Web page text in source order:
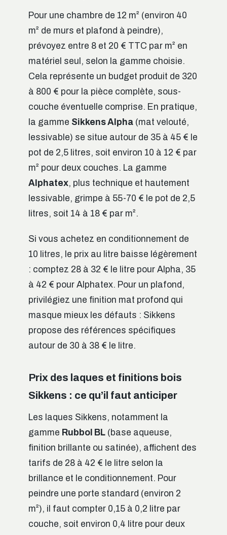
Pour une chambre de 12 m² (environ 40
m² de murs et plafond à peindre),
prévoyez entre 8 et 20 € TTC par m² en
matériel seul, selon la gamme choisie.
Cela représente un budget produit de 320
à 800 € pour la pièce complète, sous-
couche éventuelle comprise. En pratique,
la gamme Sikkens Alpha (mat velouté,
lessivable) se situe autour de 35 à 45 € le
pot de 2,5 litres, soit environ 10 à 12 € par
m² pour deux couches. La gamme
Alphatex, plus technique et hautement
lessivable, grimpe à 55-70 € le pot de 2,5
litres, soit 14 à 18 € par m².
Si vous achetez en conditionnement de
10 litres, le prix au litre baisse légèrement
: comptez 28 à 32 € le litre pour Alpha, 35
à 42 € pour Alphatex. Pour un plafond,
privilégiez une finition mat profond qui
masque mieux les défauts : Sikkens
propose des références spécifiques
autour de 30 à 38 € le litre.
Prix des laques et finitions bois
Sikkens : ce qu’il faut anticiper
Les laques Sikkens, notamment la
gamme Rubbol BL (base aqueuse,
finition brillante ou satinée), affichent des
tarifs de 28 à 42 € le litre selon la
brillance et le conditionnement. Pour
peindre une porte standard (environ 2
m²), il faut compter 0,15 à 0,2 litre par
couche, soit environ 0,4 litre pour deux